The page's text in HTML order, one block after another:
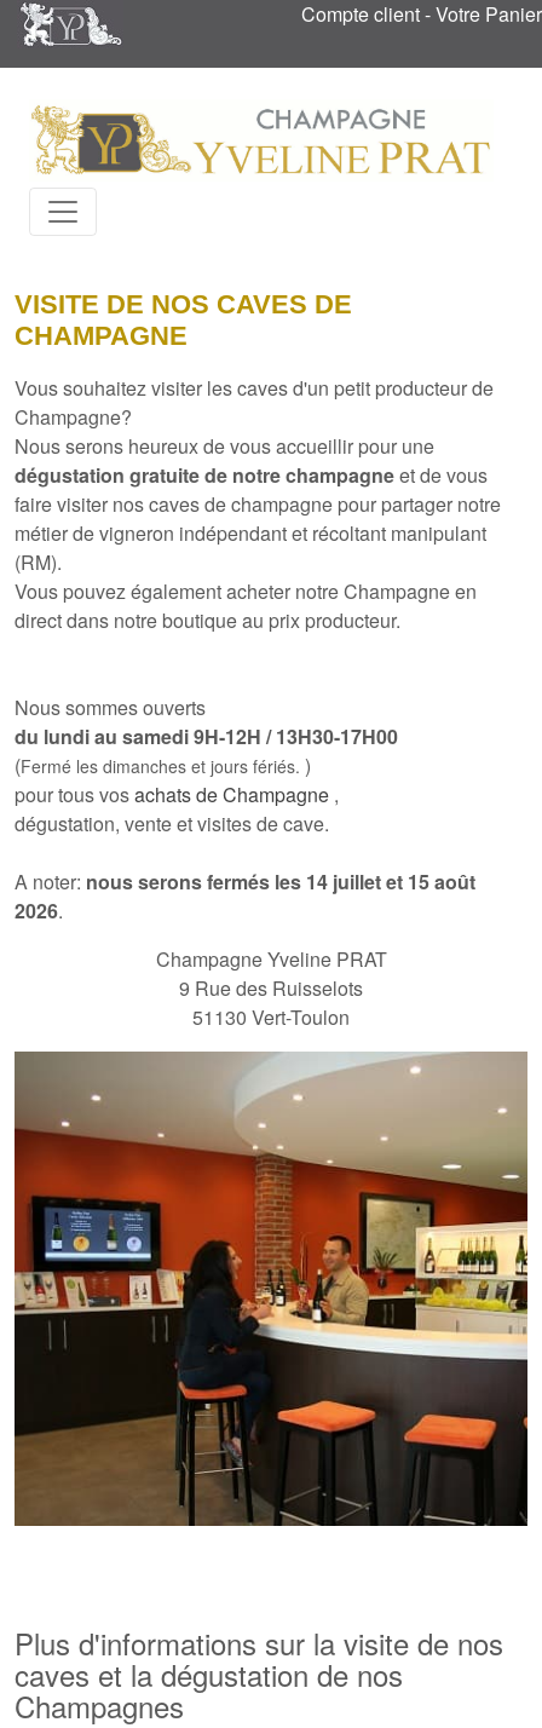
Compte client-Votre Panier
VISITE DE NOS CAVES DE
CHAMPAGNE
Vous souhaitez visiter les caves d'un petit producteur de
Champagne?
Nous serons heureux de vous accueillir pour une
dégustation gratuite de notre champagneet de vous
faire visiter nos caves de champagne pour partager notre
métier devigneron indépendant et récoltant manipulant
(RM).
Vous pouvez égalementacheter notre Champagne en
direct dans notre boutique au prix producteur.
Nous sommes ouverts
du lundi au samedi 9H-12H / 13H30-17H00
(Fermé les dimanches et jours fériés. )
pour tous vosachats de Champagne ,
dégustation, vente et visites de cave.
A noter: nous serons fermés les 14 juillet et 15 août
2026.
Champagne Yveline PRAT
9 Rue des Ruisselots
51130 Vert-Toulon
Plus d'informations sur la visite de nos
caves et la dégustation de nos
Champagnes